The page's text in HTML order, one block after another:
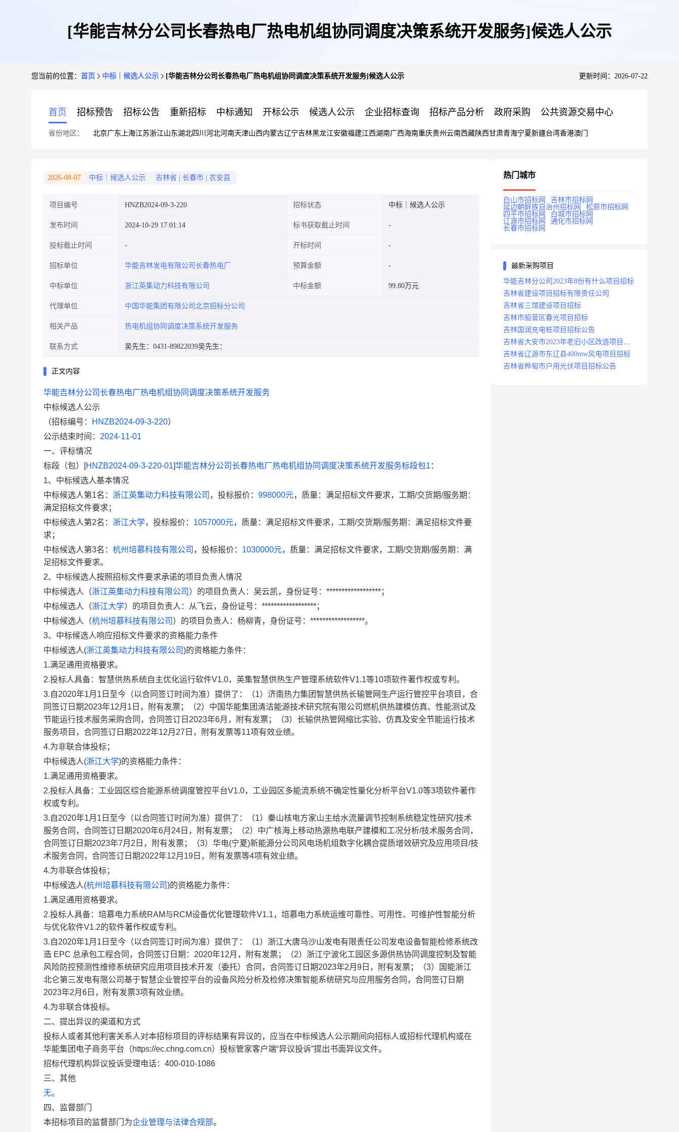
[华能吉林分公司长春热电厂热电机组协同调度决策系统开发服务]候选人公示
您当前的位置： 首页 中标｜候选人公示 [华能吉林分公司长春热电厂热电机组协同调度决策系统开发服务]候选人公示 更新时间：2026-07-22
首页 招标预告 招标公告 重新招标 中标通知 开标公示 候选人公示 企业招标查询 招标产品分析 政府采购 公共资源交易中心
省份地区： 北京广东 上海江苏浙江山东湖北四川 河北河南天津山西内蒙古辽宁吉林黑龙江安徽福建江西湖南广西海南重庆贵州 云南西藏陕西甘肃青海宁夏新疆台湾香港澳门
2026-08-07 中标｜候选人公示 吉林省 长春市 农安县
项目编号 HNZB2024-09-3-220 招标状态 中标｜候选人公示
发布时间 2024-10-29 17:01:14 标书获取截止时间
投标截止时间 开标时间
招标单位 华能吉林发电有限公司长春热电厂 预算金额
中标单位 浙江英集动力科技有限公司 中标金额 99.80万元
代理单位 中国华能集团有限公司北京招标分公司
相关产品 热电机组协同调度决策系统开发服务
联系方式 吴先生：0431-89822039吴先生：
正文内容
华能吉林分公司长春热电厂热电机组协同调度决策系统开发服务
中标候选人公示
（招标编号：
HNZB2024-09-3-220）
公示结束时间： 2024-11-01
一、评标情况
标段（包）[HNZB2024-09-3-220-01]华能吉林分公司长春热电厂热电机组协同调度决策系统开发服务标段包1 ：
1、中标候选人基本情况
中标候选人第1名： 浙江英集动力科技有限公司 ，投标报价： 998000元，质量：满足招标文件要求，工期/交货期/服务期：
满足招标文件要求；
中标候选人第2名： 浙江大学，投标报价： 1057000元，质量：满足招标文件要求，工期/交货期/服务期：满足招标文件要
求；
中标候选人第3名： 杭州培慕科技有限公司 ，投标报价： 1030000元，质量：满足招标文件要求，工期/交货期/服务期：满
足招标文件要求。
2、中标候选人按照招标文件要求承诺的项目负责人情况
中标候选人（浙江英集动力科技有限公司 ）的项目负责人：吴云凯，身份证号：******************；
中标候选人（浙江大学）的项目负责人：从飞云，身份证号：******************；
中标候选人（杭州培慕科技有限公司 ）的项目负责人：杨柳青，身份证号：******************。
3、中标候选人响应招标文件要求的资格能力条件
中标候选人(浙江英集动力科技有限公司)的资格能力条件：
1.满足通用资格要求。
2.投标人具备：智慧供热系统自主优化运行软件V1.0，英集智慧供热生产管理系统软件V1.1等10项软件著作权或专利。
3.自2020年1月1日至今（以合同签订时间为准）提供了：（1）济南热力集团智慧供热长输管网生产运行管控平台项目，合
同签订日期2023年12月1日，附有发票；（2）中国华能集团清洁能源技术研究院有限公司燃机供热建模仿真、性能测试及
节能运行技术服务采购合同，合同签订日2023年6月，附有发票；（3）长输供热管网缩比实验、仿真及安全节能运行技术
服务项目，合同签订日期2022年12月27日，附有发票等11项有效业绩。
4.为非联合体投标；
中标候选人(浙江大学)的资格能力条件：
1.满足通用资格要求。
2.投标人具备：工业园区综合能源系统调度管控平台V1.0，工业园区多能流系统不确定性量化分析平台V1.0等3项软件著作
权或专利。
3.自2020年1月1日至今（以合同签订时间为准）提供了：（1）秦山核电方家山主给水流量调节控制系统稳定性研究/技术
服务合同，合同签订日期2020年6月24日，附有发票；（2）中广核海上移动热源热电联产建模和工况分析/技术服务合同，
合同签订日期2023年7月2日，附有发票；（3）华电(宁夏)新能源分公司风电场机组数字化耦合提质增效研究及应用项目/技
术服务合同，合同签订日期2022年12月19日，附有发票等4项有效业绩。
4.为非联合体投标；
中标候选人(杭州培慕科技有限公司)的资格能力条件：
1.满足通用资格要求。
2.投标人具备：培慕电力系统RAM与RCM设备优化管理软件V1.1，培慕电力系统运维可靠性、可用性、可维护性智能分析
与优化软件V1.2的软件著作权或专利。
3.自2020年1月1日至今（以合同签订时间为准）提供了：（1）浙江大唐乌沙山发电有限责任公司发电设备智能检修系统改
造 EPC 总承包工程合同，合同签订日期：2020年12月，附有发票；（2）浙江宁波化工园区多源供热协同调度控制及智能
风险防控预测性维修系统研究应用项目技术开发（委托）合同，合同签订日期2023年2月9日，附有发票；（3）国能浙江
北仑第三发电有限公司基于智慧企业管控平台的设备风险分析及检修决策智能系统研究与应用服务合同，合同签订日期
2023年2月6日，附有发票3项有效业绩。
4.为非联合体投标。
二、提出异议的渠道和方式
投标人或者其他利害关系人对本招标项目的评标结果有异议的，应当在中标候选人公示期间向招标人或招标代理机构或在
华能集团电子商务平台（https://ec.chng.com.cn）投标管家客户端“异议投诉”提出书面异议文件。
招标代理机构异议投诉受理电话：400-010-1086
三、其他
无。
四、监督部门
本招标项目的监督部门为企业管理与法律合规部。
热门城市
白山市招标网
吉林市招标网
延边朝鲜族自治州招标网
松原市招标网
四平市招标网
白城市招标网
辽源市招标网
通化市招标网
长春市招标网
最新采购项目
华能吉林分公司2023年8份有什么项目招标
吉林省建设项目招标有限责任公司
吉林省三馆建设项目招标
吉林市船营区春光项目招标
吉林国润充电桩项目招标公告
吉林省大安市2023年老旧小区改造项目招
标公告
吉林省辽源市东辽县400mw风电项目招标
吉林省桦甸市户用光伏项目招标公告